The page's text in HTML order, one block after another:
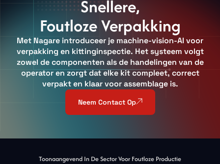
Snellere,
Foutloze Verpakking
Met Nagare introduceer je machine-vision-AI voor
verpakking en kittinginspectie. Het systeem volgt
zowel de componenten als de handelingen van de
operator en zorgt dat elke kit compleet, correct
verpakt en klaar voor assemblage is.
Neem Contact Op
Toonaangevend In De Sector Voor Foutloze Productie